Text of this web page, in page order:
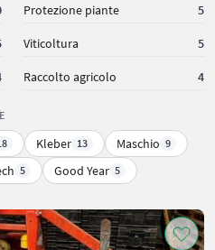
Protezione piante 5
Viticoltura 5
Raccolto agricolo 4
Kleber 13 Maschio 9
5 Good Year 5